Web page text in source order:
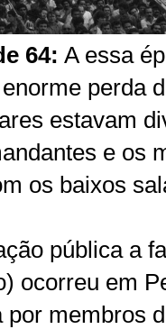
64: A essa
perda
estavam
e os
os baixos
pública a
ocorreu em
por membros